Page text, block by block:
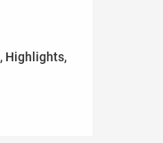
, Highlights,